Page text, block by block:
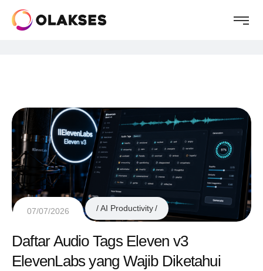
07/07/2026 AI Productivity
Daftar Audio Tags Eleven v3
ElevenLabs yang Wajib Diketahui